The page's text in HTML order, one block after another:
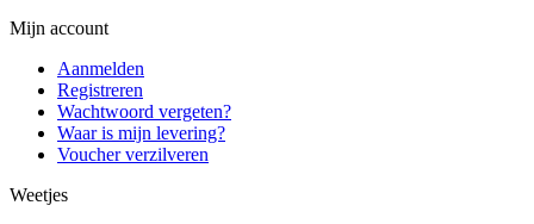
Mijn account
Aanmelden
Registreren
Wachtwoord vergeten?
Waar is mijn levering?
Voucher verzilveren
Weetjes